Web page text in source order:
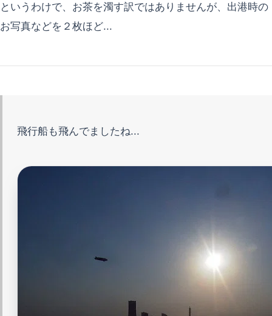
というわけで、お茶を濁す訳ではありませんが、出港時の
お写真などを２枚ほど...
飛行船も飛んでましたね...